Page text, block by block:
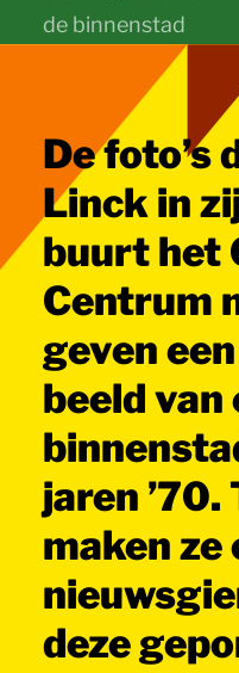
de binnenstad
De foto’s
Linck in
buurt het
Centrum
geven
beeld van
jaren
maken ze
deze